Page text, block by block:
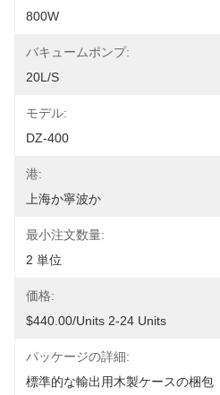
800W
バキュームポンプ:
20L/s
モデル:
DZ-400
港:
上海か寧波か
最小注文数量:
2 単位
価格:
$440.00/units 2-24 Units
パッケージの詳細:
標準的な輸出用木製ケースの梱包